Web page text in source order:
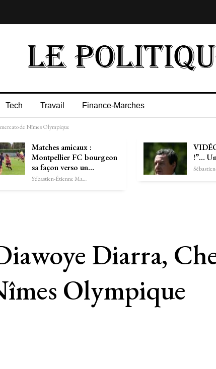
Tech Travail Finance-Marches
de Nîmes Olympique
Matches amicaux :
Montpellier FC bourgeon
sa façon verso un…
Sébastien-Étienne Marechal
!”…
Diarra,
Olympique